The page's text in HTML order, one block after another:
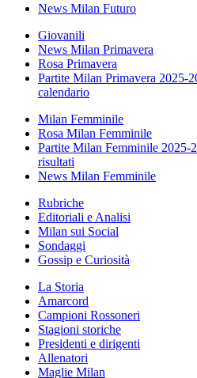
News Milan Futuro
Giovanili
News Milan Primavera
Rosa Primavera
Partite Milan Primavera 2025-
calendario
Milan Femminile
Rosa Milan Femminile
Partite Milan Femminile 2025-
risultati
News Milan Femminile
Rubriche
Editoriali e Analisi
Milan sui Social
Sondaggi
Gossip e Curiosità
La Storia
Amarcord
Campioni Rossoneri
Stagioni storiche
Presidenti e dirigenti
Allenatori
Maglie Milan